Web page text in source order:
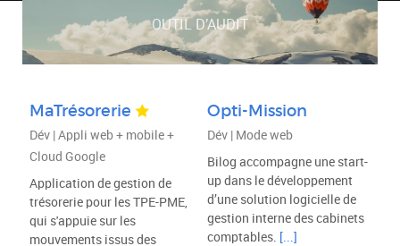
OUTIL D’AUDIT
MaTrésorerie
Dév | Appli web + mobile +
Cloud Google
Application de gestion de
trésorerie pour les TPE-PME,
qui s'appuie sur les
mouvements issus des
Opti-Mission
Dév | Mode web
Bilog accompagne une start-
up dans le développement
d’une solution logicielle de
gestion interne des cabinets
comptables. [...]